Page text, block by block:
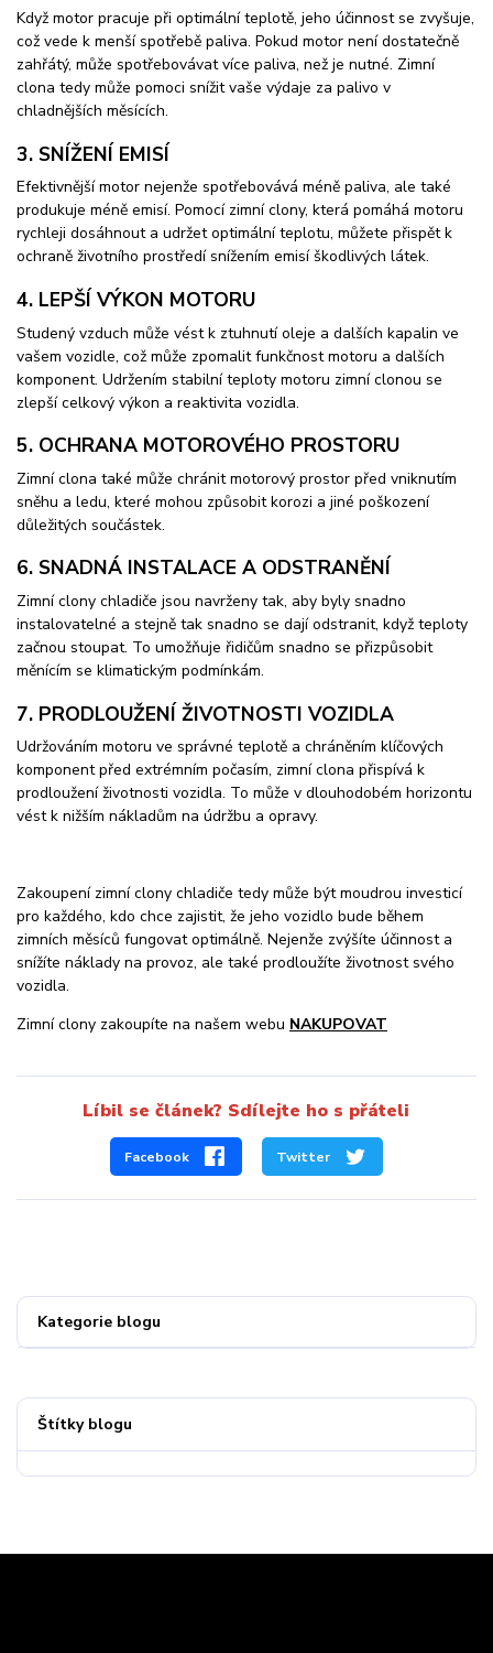
Kategorie blogu
Štítky blogu
Když motor pracuje při optimální teplotě, jeho účinnost se zvyšuje,
což vede k menší spotřebě paliva. Pokud motor není dostatečně
zahřátý, může spotřebovávat více paliva, než je nutné. Zimní
clona tedy může pomoci snížit vaše výdaje za palivo v
chladnějších měsících.
3. SNÍŽENÍ EMISÍ
Efektivnější motor nejenže spotřebovává méně paliva, ale také
produkuje méně emisí. Pomocí zimní clony, která pomáhá motoru
rychleji dosáhnout a udržet optimální teplotu, můžete přispět k
ochraně životního prostředí snížením emisí škodlivých látek.
4. LEPŠÍ VÝKON MOTORU
Studený vzduch může vést k ztuhnutí oleje a dalších kapalin ve
vašem vozidle, což může zpomalit funkčnost motoru a dalších
komponent. Udržením stabilní teploty motoru zimní clonou se
zlepší celkový výkon a reaktivita vozidla.
5. OCHRANA MOTOROVÉHO PROSTORU
Zimní clona také může chránit motorový prostor před vniknutím
sněhu a ledu, které mohou způsobit korozi a jiné poškození
důležitých součástek.
6. SNADNÁ INSTALACE A ODSTRANĚNÍ
Zimní clony chladiče jsou navrženy tak, aby byly snadno
instalovatelné a stejně tak snadno se dají odstranit, když teploty
začnou stoupat. To umožňuje řidičům snadno se přizpůsobit
měnícím se klimatickým podmínkám.
7. PRODLOUŽENÍ ŽIVOTNOSTI VOZIDLA
Udržováním motoru ve správné teplotě a chráněním klíčových
komponent před extrémním počasím, zimní clona přispívá k
prodloužení životnosti vozidla. To může v dlouhodobém horizontu
vést k nižším nákladům na údržbu a opravy.
Zakoupení zimní clony chladiče tedy může být moudrou investicí
pro každého, kdo chce zajistit, že jeho vozidlo bude během
zimních měsíců fungovat optimálně. Nejenže zvýšíte účinnost a
snížíte náklady na provoz, ale také prodloužíte životnost svého
vozidla.
Zimní clony zakoupíte na našem webu NAKUPOVAT
Líbil se článek? Sdílejte ho s přáteli
Facebook Twitter